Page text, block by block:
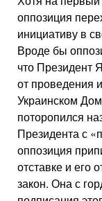
оппозиция
инициативу в
Вроде бы
что Президент
от проведения
Украинском
поторопился
Президента с
оппозиция
отставке и его
закон. Она с